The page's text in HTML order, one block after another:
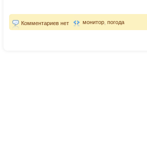
Комментариев нет монитор погода